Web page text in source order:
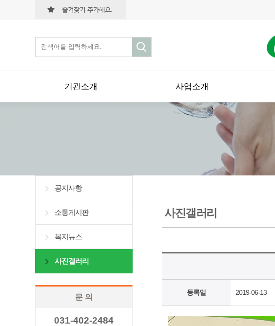
기관소개 사업소개
공지사항
소통게시판
복지뉴스
사진갤러리
문 의
031-402-2484
사진갤러리
등록일 2019-06-13